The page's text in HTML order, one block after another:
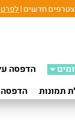
הדפסה
תמונות
הדפסה